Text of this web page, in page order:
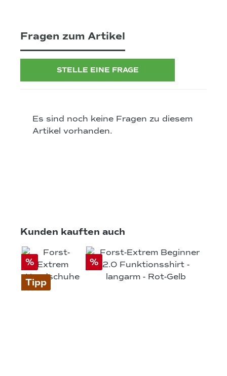
Fragen zum Artikel
STELLE EINE FRAGE
Es sind noch keine Fragen zu diesem
Artikel vorhanden.
Produktgalerie überspringen
Kunden kauften auch
%
Tipp
%